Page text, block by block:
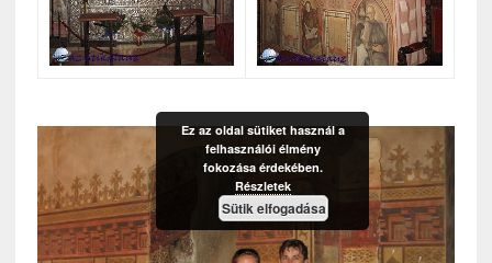
Ez az oldal sütiket használ a
felhasználói élmény
fokozása érdekében.
Részletek
Sütik elfogadása